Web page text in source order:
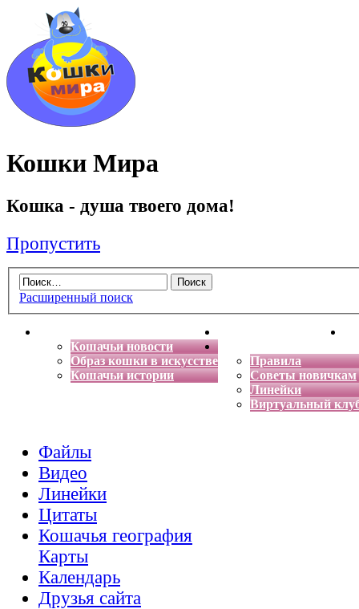
Кошки Мира
Кошка - душа твоего дома!
Пропустить
Расширенный поиск
Кошачьи новости
Образ кошки в искусстве
Кошачьи истории
Энциклопедия кошек
Правила
Советы новичкам
Линейки
Виртуальный
Файлы
Видео
Линейки
Цитаты
Кошачья география
Карты
Календарь
Друзья сайта